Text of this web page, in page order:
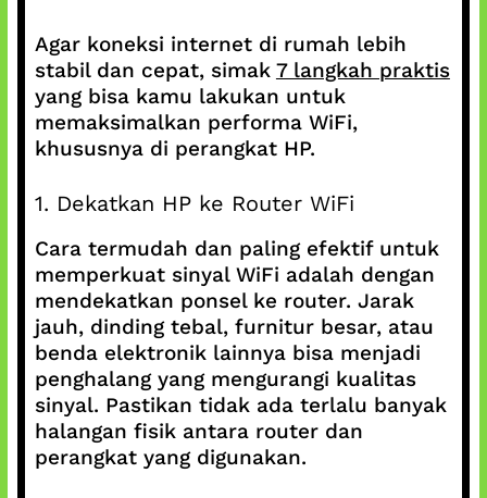
Agar koneksi internet di rumah lebih
stabil dan cepat, simak 7 langkah praktis
yang bisa kamu lakukan untuk
memaksimalkan performa WiFi,
khususnya di perangkat HP.
1. Dekatkan HP ke Router WiFi
Cara termudah dan paling efektif untuk
memperkuat sinyal WiFi adalah dengan
mendekatkan ponsel ke router. Jarak
jauh, dinding tebal, furnitur besar, atau
benda elektronik lainnya bisa menjadi
penghalang yang mengurangi kualitas
sinyal. Pastikan tidak ada terlalu banyak
halangan fisik antara router dan
perangkat yang digunakan.